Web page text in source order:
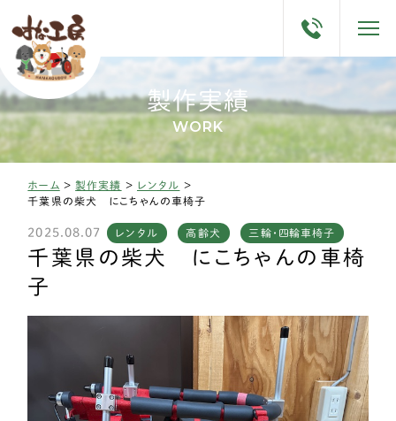
製作実績
WORK
ホーム >製作実績 > レンタル >
千葉県の柴犬 にこちゃんの車椅子
2025.08.07 レンタル 高齢犬 三輪・四輪車椅子
千葉県の柴犬 にこちゃんの車椅
子